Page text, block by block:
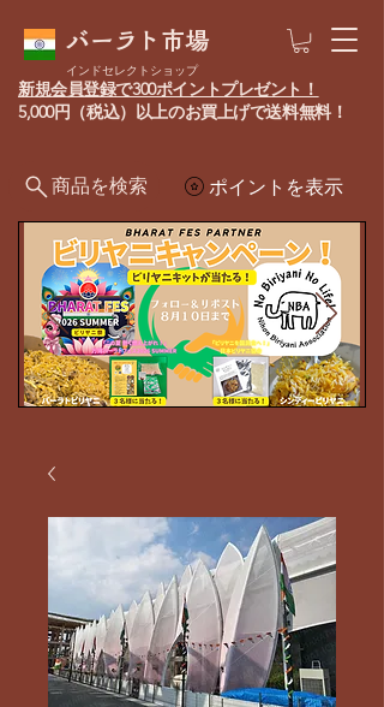
バーラト市場
ポイントを表示
新規会員登録で300ポイントプレゼント！
5,000円（税込）以上のお買上げで送料無料！
インドセレクトショップ
商品を検索